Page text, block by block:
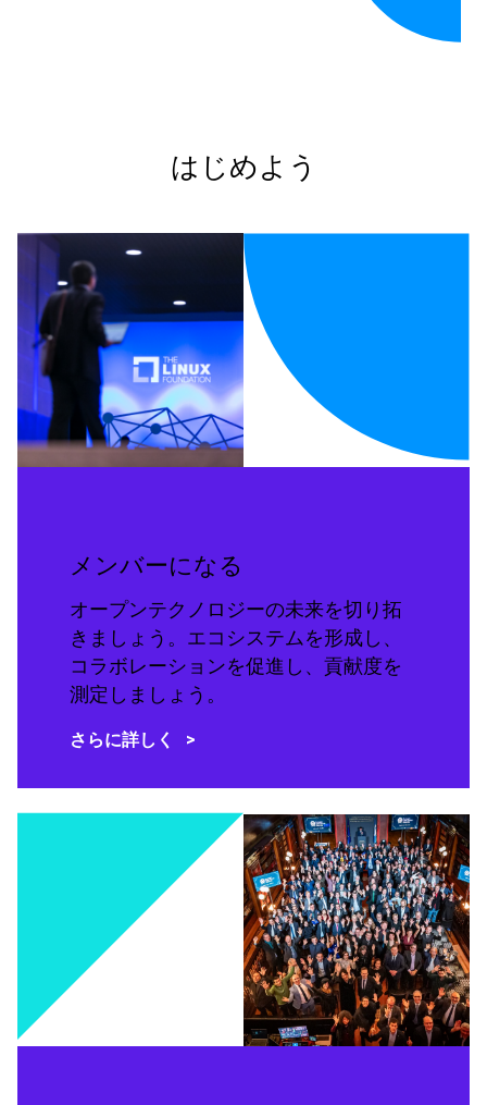
はじめよう
メンバーになる
オープンテクノロジーの未来を切り拓
きましょう。エコシステムを形成し、
コラボレーションを促進し、貢献度を
測定しましょう。
さらに詳しく